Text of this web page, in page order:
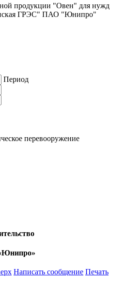
продукции "Овен" для нужд
ГРЭС" ПАО "Юнипро"
Период
перевооружение
Написать сообщение Печать